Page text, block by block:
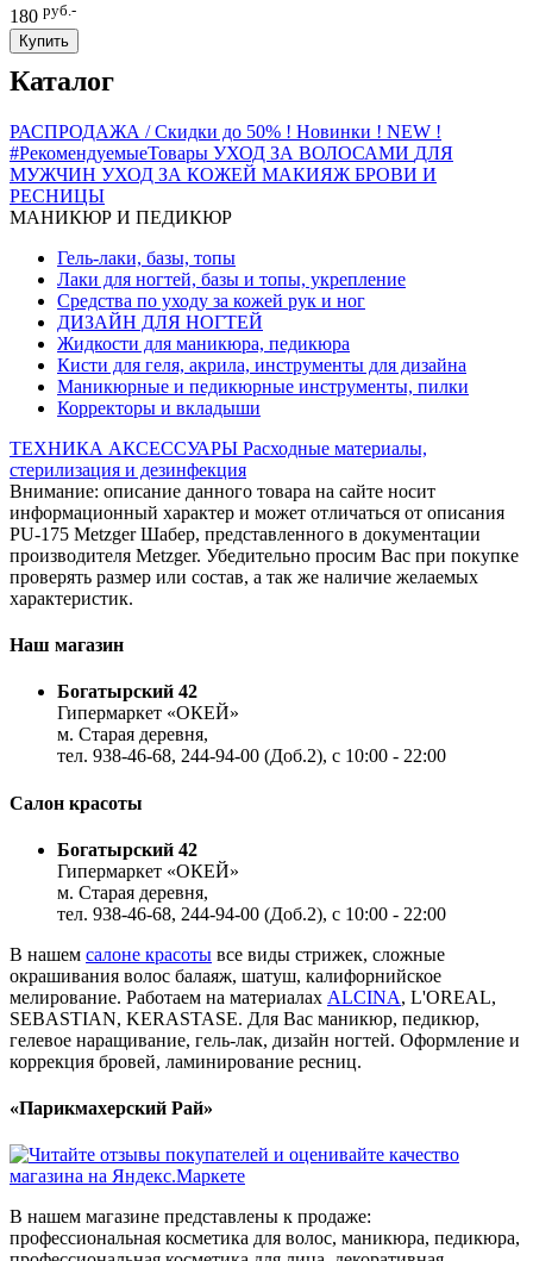
180 руб.-
Купить
Каталог
РАСПРОДАЖА / Скидки до 50% ! Новинки ! NEW !
#РекомендуемыеТовары УХОД ЗА ВОЛОСАМИ ДЛЯ
МУЖЧИН УХОД ЗА КОЖЕЙ МАКИЯЖ БРОВИ И
РЕСНИЦЫ
МАНИКЮР И ПЕДИКЮР
Гель-лаки, базы, топы
Лаки для ногтей, базы и топы, укрепление
Средства по уходу за кожей рук и ног
ДИЗАЙН ДЛЯ НОГТЕЙ
Жидкости для маникюра, педикюра
Кисти для геля, акрила, инструменты для дизайна
Маникюрные и педикюрные инструменты, пилки
Корректоры и вкладыши
ТЕХНИКА АКСЕССУАРЫ Расходные материалы,
стерилизация и дезинфекция
Внимание: описание данного товара на сайте носит
информационный характер и может отличаться от описания
PU-175 Metzger Шабер, представленного в документации
производителя Metzger. Убедительно просим Вас при покупке
проверять размер или состав, а так же наличие желаемых
характеристик.
Наш магазин
Богатырский 42
Гипермаркет «ОКЕЙ»
м. Старая деревня,
тел. 938-46-68, 244-94-00 (Доб.2), c 10:00 - 22:00
Салон красоты
Богатырский 42
Гипермаркет «ОКЕЙ»
м. Старая деревня,
тел. 938-46-68, 244-94-00 (Доб.2), c 10:00 - 22:00
В нашем салоне красоты все виды стрижек, сложные
окрашивания волос балаяж, шатуш, калифорнийское
мелирование. Работаем на материалах ALCINA, L'OREAL,
SEBASTIAN, KERASTASE. Для Вас маникюр, педикюр,
гелевое наращивание, гель-лак, дизайн ногтей. Оформление и
коррекция бровей, ламинирование ресниц.
«Парикмахерский Рай»
В нашем магазине представлены к продаже:
профессиональная косметика для волос, маникюра, педикюра,